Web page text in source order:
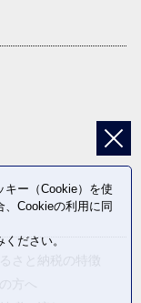
さと納税の特徴
方へ
キー（Cookie）を使
Cookieの利用に同
ください。